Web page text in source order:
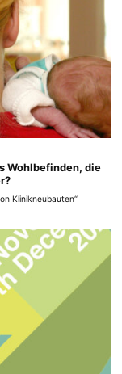
Wohlbefinden, die
Klinikneubauten“